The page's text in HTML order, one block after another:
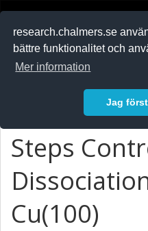
research.chalmers.se
bättre funktionalitet och
Mer information
Jag
Steps
Cu(100)